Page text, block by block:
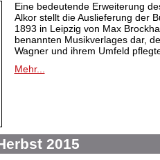
Eine bedeutende Erweiterung
Alkor stellt die Auslieferung der
1893 in Leipzig von Max
benannten Musikverlages dar,
Wagner und ihrem Umfeld
Mehr...
2015